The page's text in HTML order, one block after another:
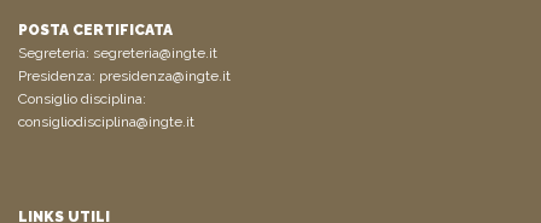
POSTA CERTIFICATA
Segreteria: segreteria@ingte.it
Presidenza: presidenza@ingte.it
Consiglio disciplina:
consigliodisciplina@ingte.it
LINKS UTILI